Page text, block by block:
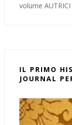
volume
IL PRIMO
JOURNAL